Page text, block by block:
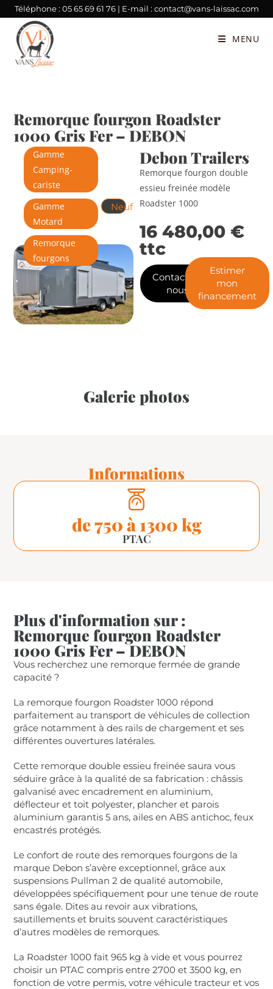
Téléphone : 05 65 69 61 76| E-mail : contact@vans-laissac.com
MENU
Remorque fourgon Roadster
1000 Gris Fer – DEBON
Gamme
Camping-
cariste
Gamme
Motard
Remorque
fourgons
Neuf
Debon Trailers
Remorque fourgon double
essieu freinée modèle
Roadster 1000
16 480,00 €
ttc
Contactez-
nous
Estimer
mon
financement
Galerie photos
Informations
de 750 à 1300 kg
PTAC
Plus d'information sur :
Remorque fourgon Roadster
1000 Gris Fer – DEBON
Vous recherchez une remorque fermée de grande
capacité ?
La remorque fourgon Roadster 1000 répond
parfaitement au transport de véhicules de collection
grâce notamment à des rails de chargement et ses
différentes ouvertures latérales.
Cette remorque double essieu freinée saura vous
séduire grâce à la qualité de sa fabrication : châssis
galvanisé avec encadrement en aluminium,
déflecteur et toit polyester, plancher et parois
aluminium garantis 5 ans, ailes en ABS antichoc, feux
encastrés protégés.
Le confort de route des remorques fourgons de la
marque Debon s’avère exceptionnel, grâce aux
suspensions Pullman 2 de qualité automobile,
développées spécifiquement pour une tenue de route
sans égale. Dites au revoir aux vibrations,
sautillements et bruits souvent caractéristiques
d’autres modèles de remorques.
La Roadster 1000 fait 965 kg à vide et vous pourrez
choisir un PTAC compris entre 2700 et 3500 kg, en
fonction de votre permis, votre véhicule tracteur et vos